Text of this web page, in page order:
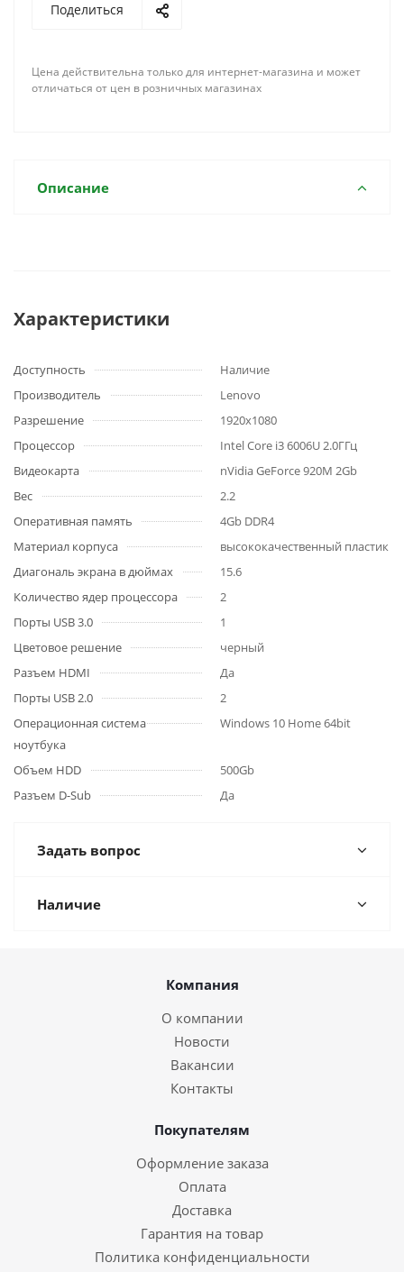
Поделиться
Цена действительна только для интернет-магазина и может
отличаться от цен в розничных магазинах
Описание
Характеристики
Доступность
Наличие
Производитель
Lenovo
Разрешение
1920x1080
Процессор
Intel Core i3 6006U 2.0ГГц
Видеокарта
nVidia GeForce 920M 2Gb
Вес
2.2
Оперативная память
4Gb DDR4
Материал корпуса
высококачественный пластик
Диагональ экрана в дюймах
15.6
Количество ядер процессора
2
Порты USB 3.0
1
Цветовое решение
черный
Разъем HDMI
Да
Порты USB 2.0
2
Операционная система
ноутбука
Windows 10 Home 64bit
Объем HDD
500Gb
Разъем D-Sub
Да
Задать вопрос
Наличие
Компания
О компании
Новости
Вакансии
Контакты
Покупателям
Оформление заказа
Оплата
Доставка
Гарантия на товар
Политика конфиденциальности